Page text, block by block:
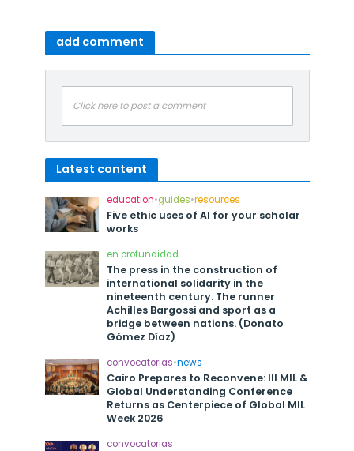
add comment
Click here to post a comment
Latest content
education•guides•resources
Five ethic uses of AI for your scholar
works
en profundidad
The press in the construction of
international solidarity in the
nineteenth century. The runner
Achilles Bargossi and sport as a
bridge between nations. (Donato
Gómez Díaz)
convocatorias•news
Cairo Prepares to Reconvene: III MIL &
Global Understanding Conference
Returns as Centerpiece of Global MIL
Week 2026
convocatorias